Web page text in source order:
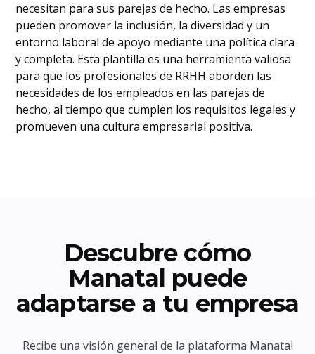
necesitan para sus parejas de hecho. Las empresas
pueden promover la inclusión, la diversidad y un
entorno laboral de apoyo mediante una política clara
y completa. Esta plantilla es una herramienta valiosa
para que los profesionales de RRHH aborden las
necesidades de los empleados en las parejas de
hecho, al tiempo que cumplen los requisitos legales y
promueven una cultura empresarial positiva.
Descubre cómo
Manatal puede
adaptarse a tu empresa
Recibe una visión general de la plataforma Manatal